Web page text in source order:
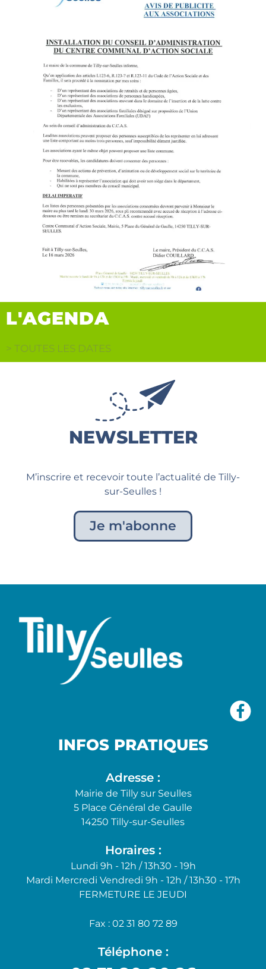
L'AGENDA
> TOUTES LES DATES
NEWSLETTER
M’inscrire et recevoir toute l’actualité de Tilly-
sur-Seulles !
Je m'abonne
INFOS PRATIQUES
Adresse :
Mairie de Tilly sur Seulles
5 Place Général de Gaulle
14250 Tilly-sur-Seulles
Horaires :
Lundi 9h - 12h / 13h30 - 19h
Mardi Mercredi Vendredi 9h - 12h / 13h30 - 17h
FERMETURE LE JEUDI
Fax : 02 31 80 72 89
Téléphone :